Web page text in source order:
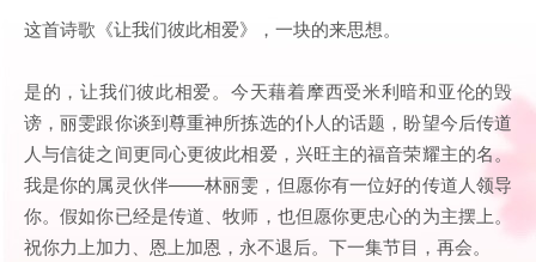
这首诗歌《让我们彼此相爱》，一块的来思想。
是的，让我们彼此相爱。今天藉着摩西受米利暗和亚伦的毁
谤，丽雯跟你谈到尊重神所拣选的仆人的话题，盼望今后传道
人与信徒之间更同心更彼此相爱，兴旺主的福音荣耀主的名。
我是你的属灵伙伴——林丽雯，但愿你有一位好的传道人领导
你。假如你已经是传道、牧师，也但愿你更忠心的为主摆上。
祝你力上加力、恩上加恩，永不退后。下一集节目，再会。